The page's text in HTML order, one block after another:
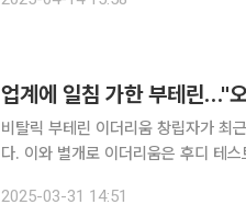
비탈릭 부테린 이더리움 창립자가 최
다. 이와 별개로 이더리움은 후디 테
가 운영하는 월드 리버티 파이낸셜이
2025-03-31 14:51